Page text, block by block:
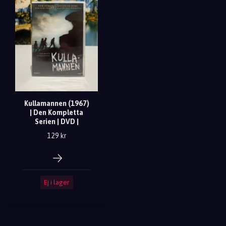
Kullamannen (1967)
| Den Kompletta
Serien | DVD |
129 kr
Ej i lager